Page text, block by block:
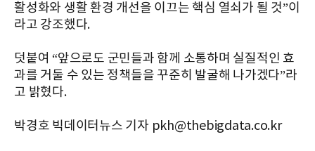
활성화와 생활 환경 개선을 이끄는 핵심 열쇠가 될 것”이
라고 강조했다.
덧붙여 “앞으로도 군민들과 함께 소통하며 실질적인 효
과를 거둘 수 있는 정책들을 꾸준히 발굴해 나가겠다”라
고 밝혔다.
박경호 빅데이터뉴스 기자 pkh@thebigdata.co.kr